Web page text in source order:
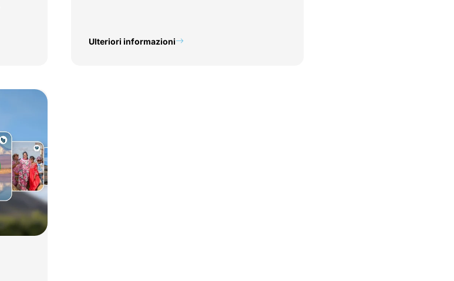
Ulteriori informazioni